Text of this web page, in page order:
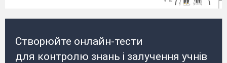
Створюйте онлайн-тести
для контролю знань і залучення учнів